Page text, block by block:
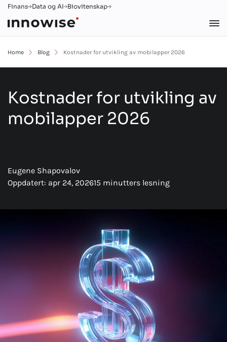
Finans Data og AI Biovitenskap
Home Blog Kostnader for utvikling av mobilapper 2026
Kostnader for utvikling av
mobilapper 2026
Eugene Shapovalov
Oppdatert: apr 24, 202615 minutters lesning